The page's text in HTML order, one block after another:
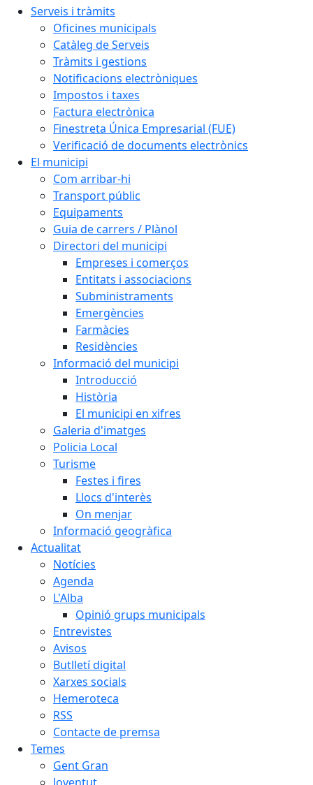
Serveis i tràmits
Oficines municipals
Catàleg de Serveis
Tràmits i gestions
Notificacions electròniques
Impostos i taxes
Factura electrònica
Finestreta Única Empresarial (FUE)
Verificació de documents electrònics
El municipi
Com arribar-hi
Transport públic
Equipaments
Guia de carrers / Plànol
Directori del municipi
Empreses i comerços
Entitats i associacions
Subministraments
Emergències
Farmàcies
Residències
Informació del municipi
Introducció
Història
El municipi en xifres
Galeria d'imatges
Policia Local
Turisme
Festes i fires
Llocs d'interès
On menjar
Informació geogràfica
Actualitat
Notícies
Agenda
L'Alba
Opinió grups municipals
Entrevistes
Avisos
Butlletí digital
Xarxes socials
Hemeroteca
RSS
Contacte de premsa
Temes
Gent Gran